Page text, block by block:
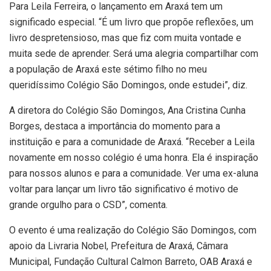
Para Leila Ferreira, o lançamento em Araxá tem um
significado especial. “É um livro que propõe reflexões, um
livro despretensioso, mas que fiz com muita vontade e
muita sede de aprender. Será uma alegria compartilhar com
a população de Araxá este sétimo filho no meu
queridíssimo Colégio São Domingos, onde estudei”, diz.
A diretora do Colégio São Domingos, Ana Cristina Cunha
Borges, destaca a importância do momento para a
instituição e para a comunidade de Araxá. “Receber a Leila
novamente em nosso colégio é uma honra. Ela é inspiração
para nossos alunos e para a comunidade. Ver uma ex-aluna
voltar para lançar um livro tão significativo é motivo de
grande orgulho para o CSD”, comenta.
O evento é uma realização do Colégio São Domingos, com
apoio da Livraria Nobel, Prefeitura de Araxá, Câmara
Municipal, Fundação Cultural Calmon Barreto, OAB Araxá e